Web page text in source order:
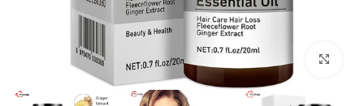
بزرگنمایی تصویر